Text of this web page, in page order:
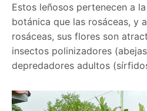
Estos leñosos pertenecen a
botánica que las rosáceas, y
rosáceas, sus flores son
insectos polinizadores
depredadores adultos